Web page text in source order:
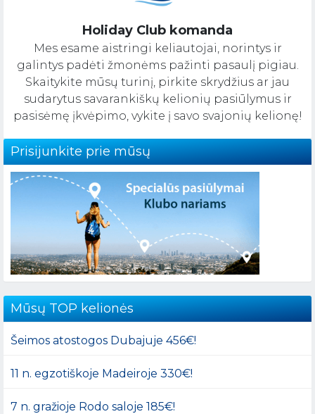
Holiday Club komanda
Mes esame aistringi keliautojai, norintys ir
galintys padėti žmonėms pažinti pasaulį pigiau.
Skaitykite mūsų turinį, pirkite skrydžius ar jau
sudarytus savarankiškų kelionių pasiūlymus ir
pasisėmę įkvėpimo, vykite į savo svajonių kelionę!
Prisijunkite prie mūsų
Mūsų TOP kelionės
Šeimos atostogos Dubajuje 456€!
11 n. egzotiškoje Madeiroje 330€!
7 n. gražioje Rodo saloje 185€!